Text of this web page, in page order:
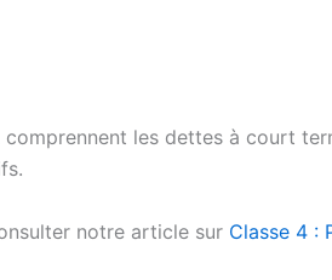
les dettes à court
notre article sur Classe 4 :